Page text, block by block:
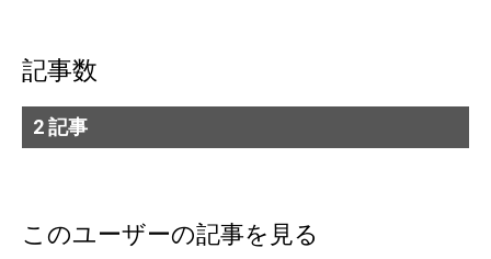
記事数
2 記事
このユーザーの記事を見る